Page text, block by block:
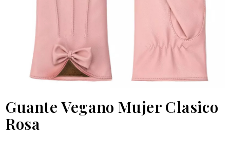
Guante Vegano Mujer Clasico
Rosa